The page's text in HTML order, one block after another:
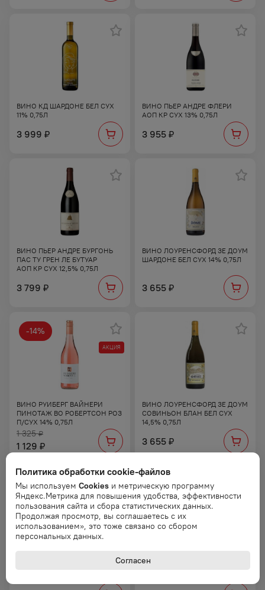
ВИНО КД ШАРДОНЕ БЕЛ СУХ
11% 0,75Л
3 999 ₽
ВИНО ПЬЕР АНДРЕ ФЛЕРИ
АОП КР СУХ 13% 0,75Л
3 955 ₽
ВИНО ПЬЕР АНДРЕ БУРГОНЬ
ПАС ТУ ГРЕН ЛЕ БУТУАР
АОП КР СУХ 12,5% 0,75Л
3 799 ₽
ВИНО ЛОУРЕНСФОРД ЗЕ ДОУМ
ШАРДОНЕ БЕЛ СУХ 14% 0,75Л
3 655 ₽
-14%
АКЦИЯ
ВИНО РУИБЕРГ ВАЙНЕРИ
ПИНОТАЖ ВО РОБЕРТСОН РОЗ
П/СУХ 14% 0,75Л
1 325 ₽
1 129 ₽
ВИНО ЛОУРЕНСФОРД ЗЕ ДОУМ
СОВИНЬОН БЛАН БЕЛ СУХ
14,5% 0,75Л
3 655 ₽
ВИНО ЛОУРЕНСФОРД ЗЕ ДОУМ
ВИНО КАМДЕН ПАРК
Политика обработки cookie-файлов
Мы используем Cookies и метрическую программу
Яндекс.Метрика для повышения удобства, эффективности
пользования сайта и сбора статистических данных.
Продолжая просмотр, вы соглашаетесь с их
использованием», это тоже связано со сбором
персональных данных.
Согласен